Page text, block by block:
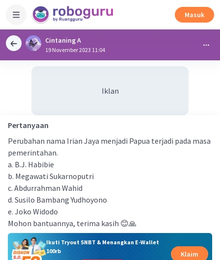
Masuk
Cintaning A
19 November 2023 11:04
Iklan
Pertanyaan
Perubahan nama Irian Jaya menjadi Papua terjadi pada masa
pemerintahan.
a. B.J. Habibie
b. Megawati Sukarnoputri
c. Abdurrahman Wahid
d. Susilo Bambang Yudhoyono
e. Joko Widodo
Mohon bantuannya, terima kasih 😊🙏
Ikuti Tryout SNBT & Menangkan E-Wallet
100rb
Klaim